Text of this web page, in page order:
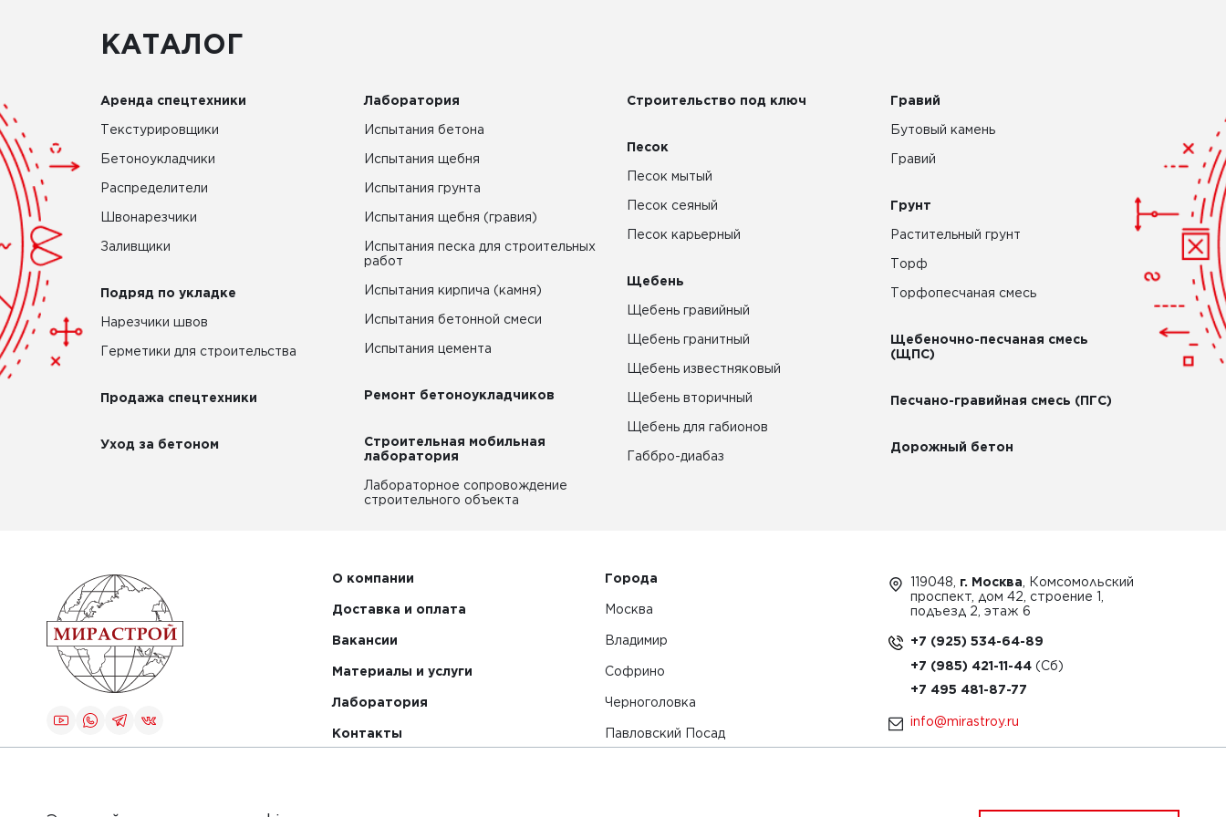
КАТАЛОГ
Аренда спецтехники
Текстурировщики
Бетоноукладчики
Распределители
Швонарезчики
Заливщики
Подряд по укладке
Нарезчики швов
Герметики для строительства
Продажа спецтехники
Уход за бетоном
Лаборатория
Испытания бетона
Испытания щебня
Испытания грунта
Испытания щебня (гравия)
Испытания песка для строительных
работ
Испытания кирпича (камня)
Испытания бетонной смеси
Испытания цемента
Ремонт бетоноукладчиков
Строительная мобильная
лаборатория
Лабораторное сопровождение
строительного объекта
Строительство под ключ
Песок
Песок мытый
Песок сеяный
Песок карьерный
Щебень
Щебень гравийный
Щебень гранитный
Щебень известняковый
Щебень вторичный
Щебень для габионов
Габбро-диабаз
Гравий
Бутовый камень
Гравий
Грунт
Растительный грунт
Торф
Торфопесчаная смесь
Щебеночно-песчаная смесь
(ЩПС)
Песчано-гравийная смесь (ПГС)
Дорожный бетон
О компании
Доставка и оплата
Вакансии
Материалы и услуги
Лаборатория
Контакты
Города
Москва
Владимир
Софрино
Черноголовка
Павловский Посад
119048, г. Москва , Комсомольский
проспект, дом 42, строение 1,
подъезд 2, этаж 6
+7 (925) 534-64-89
+7 (985) 421-11-44
+7 495 481-87-77
info@mirastroy.ru